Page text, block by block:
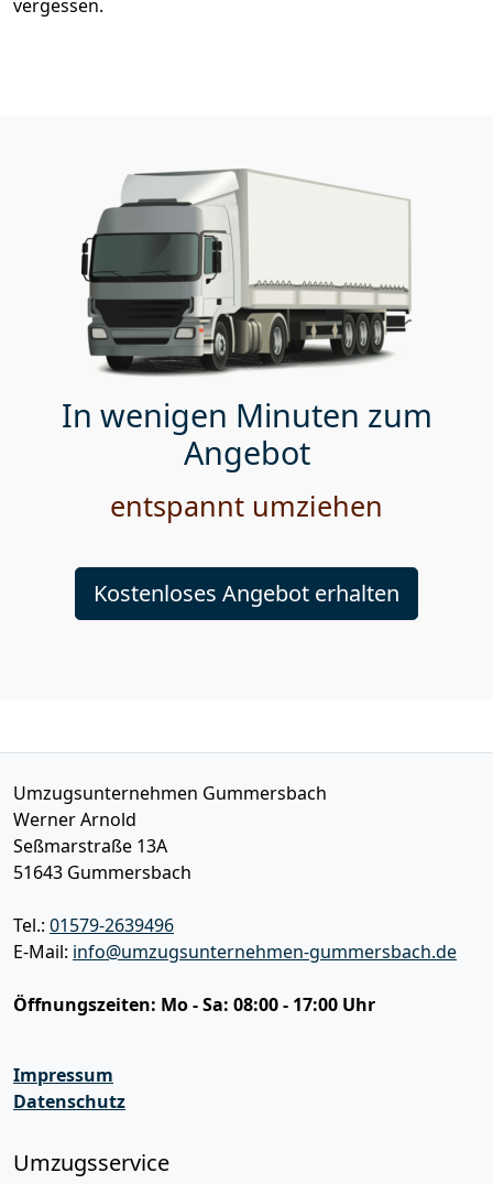
vergessen.
In wenigen Minuten zum
Angebot
entspannt umziehen
Kostenloses Angebot erhalten
Umzugsunternehmen Gummersbach
Werner Arnold
Seßmarstraße 13A
51643 Gummersbach
Tel.: 01579-2639496
E-Mail: info@umzugsunternehmen-gummersbach.de
Öffnungszeiten: Mo - Sa: 08:00 - 17:00 Uhr
Impressum
Datenschutz
Umzugsservice